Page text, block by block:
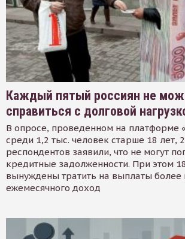
Каждый пятый россиян не
справиться с долговой
В опросе, проведенном на платформе
среди 1,2 тыс. человек старше 18 лет,
респондентов заявили, что не могут
кредитные задолженности. При этом
вынуждены тратить на выплаты более
ежемесячного доход